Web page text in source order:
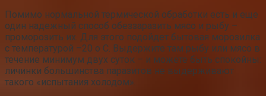
Помимо нормальной термической обработки есть и еще
один надежный способ обеззаразить мясо и рыбу –
проморозить их. Для этого подойдет бытовая морозилка
с температурой –20 о С. Выдержите там рыбу или мясо в
течение минимум двух суток – и можете быть спокойны:
личинки большинства паразитов не выдерживают
такого «испытания холодом».